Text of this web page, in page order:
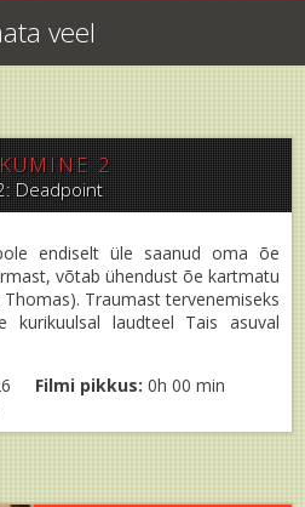
veel
2
Deadpoint
endiselt üle saanud oma õe
võtab ühendust õe kartmatu
Traumast tervenemiseks
kurikuulsal laudteel Tais asuval
Filmi pikkus: 0h 00 min